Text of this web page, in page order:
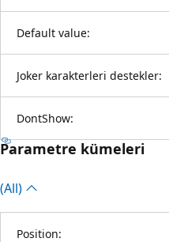
Default value:
Joker karakterleri destekler:
DontShow:
Parametre kümeleri
(All)
Position: